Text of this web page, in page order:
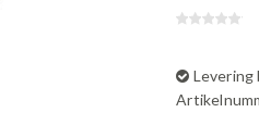
Levering